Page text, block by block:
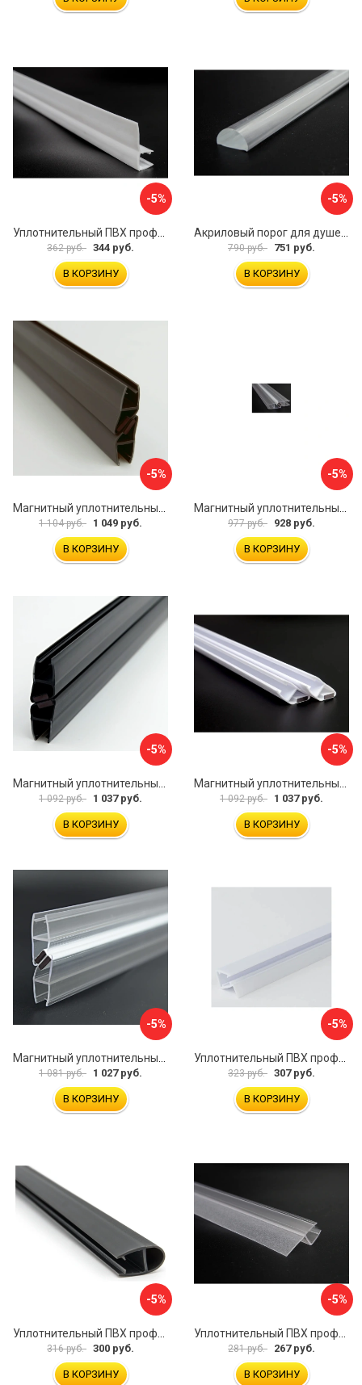
-5%
362 руб. 344 руб.
В КОРЗИНУ
-5%
790 руб. 751 руб.
В КОРЗИНУ
-5%
1 104 руб. 1 049 руб.
В КОРЗИНУ
-5%
977 руб. 928 руб.
В КОРЗИНУ
-5%
1 092 руб. 1 037 руб.
В КОРЗИНУ
-5%
1 092 руб. 1 037 руб.
В КОРЗИНУ
-5%
Магнитный уплотнительный профиль для стекла 8 мм SERVICE PLUS PVH04-914KW8
1 081 руб. 1 027 руб.
В КОРЗИНУ
-5%
Уплотнительный ПВХ профиль для стекла 8мм SERVICE PLUS PVH04-403/7WM8
323 руб. 307 руб.
В КОРЗИНУ
-5%
316 руб. 300 руб.
В КОРЗИНУ
-5%
281 руб. 267 руб.
В КОРЗИНУ